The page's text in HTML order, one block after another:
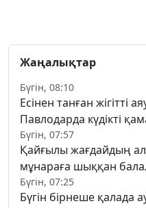
Жаңалықтар
Бүгін, 08:10
Есінен танған жігітті
Павлодарда күдікті
Бүгін, 07:57
Қайғылы жағдайдың
мұнараға шыққан
Бүгін, 07:25
Бүгін бірнеше қалада